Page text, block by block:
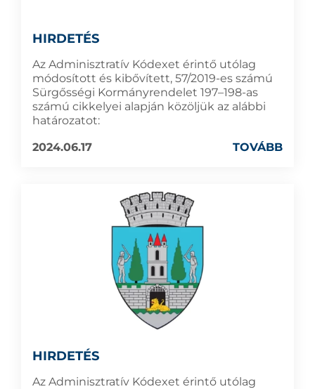
HIRDETÉS
Az Adminisztratív Kódexet érintő utólag
módosított és kibővített, 57/2019-es számú
Sürgősségi Kormányrendelet 197–198-as
számú cikkelyei alapján közöljük az alábbi
határozatot:
2024.06.17
TOVÁBB
HIRDETÉS
Az Adminisztratív Kódexet érintő utólag